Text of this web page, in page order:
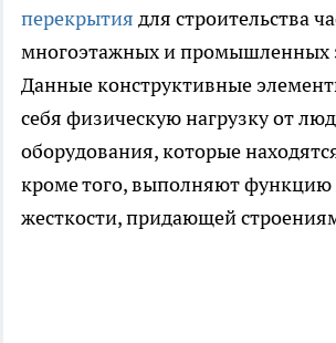
перекрытия для строительства
многоэтажных и промышленных
Данные конструктивные
себя физическую нагрузку от
оборудования, которые
кроме того, выполняют
жесткости, придающей